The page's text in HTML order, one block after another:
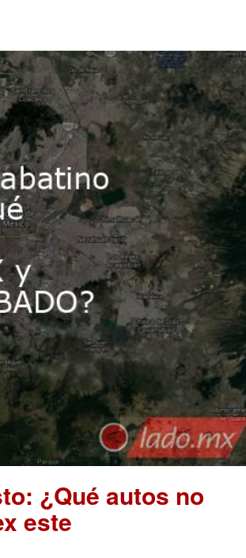
¿Qué autos no
este